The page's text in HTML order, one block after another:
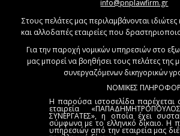
info@pnplawfirm.gr
Στους πελάτες μας περιλαμβάνονται ιδιώτες
και αλλοδαπές εταιρείες που
Για την παροχή νομικών υπηρεσιών στο
μας μπορεί να βοηθήσει τους πελάτες της
συνεργαζόμενων δικηγορικών
ΝΟΜΙΚΕΣ
Η παρούσα ιστοσελίδα παρέχεται
εταιρεία
ΣΥΝΕΡΓΑΤΕΣ», η οποία έχει
σύμφωνα με το ελληνικό δίκαιο. Η
υπηρεσιών από την εταιρεία μας